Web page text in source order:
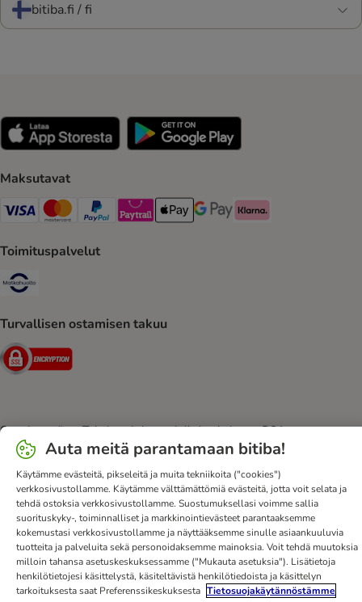
bitiba.fi / fi
Maksutavat
VISA Payment Method
Mastercard Payment Method
Paypal Payment Method
Paytrail Payment Method
Apple Pay Payment Method
Google Pay Payment Method
Klarna Payment Method
Toimituspalvelut
Turvallisen ostamisen takuu
Security
Ota yhteyttä Toimitusehdot Julkaisutiedot
DSA
Tietosuoja
Uutiskirje Toimituskulut ja -aika
Maksutavat
Peruuta sopimus tästä
bitiba-sovellus
Kanta-asiakasedut
Edut
Saavutettavuusseloste
bitiba GmbH 2026
Auta meitä parantamaan bitiba!
Käytämme evästeitä, pikseleitä ja muita tekniikoita ("cookies")
verkkosivustollamme. Käytämme välttämättömiä evästeitä, jotta voit selata ja
tehdä ostoksia verkkosivustollamme. Suostumuksellasi voimme sallia
suorituskyky-, toiminnalliset ja markkinointievästeet parantaaksemme
kokemustasi verkkosivustollamme ja näyttääksemme sinulle asiaankuuluvia
tuotteita ja palveluita sekä personoidaksemme mainoksia. Voit tehdä muutoksia
milloin tahansa asetuskeskuksessamme ("Mukauta asetuksia"). Lisätietoja
henkilötietojesi käsittelystä, käsiteltävistä henkilötiedoista ja käsittelyn
tarkoituksesta saat Preferenssikeskuksesta Tietosuojakäytännöstämme